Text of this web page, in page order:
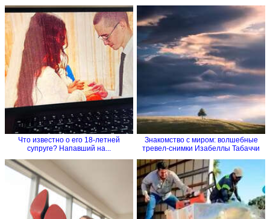
Что известно о его 18-летней
супруге? Напавший на...
Знакомство с миром: волшебные
тревел-снимки Изабеллы Табаччи